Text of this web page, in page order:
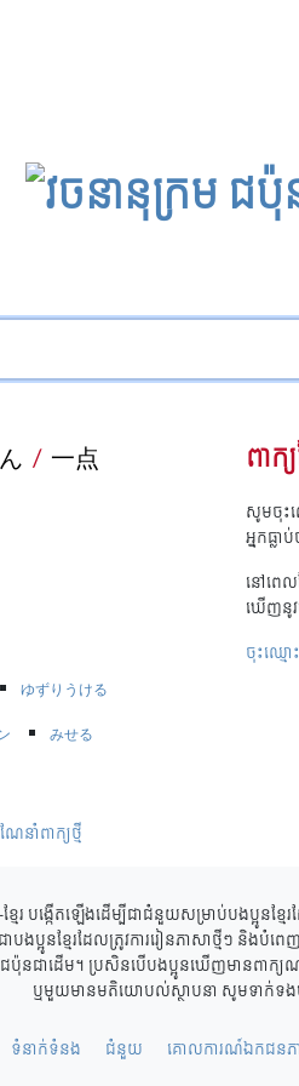
/ 一点
ゆずりうける
みせる
ណែនាំពាក្យថ្មី
ពាក្
សូមចុះឈ្
អ្នកធ្ល
នៅពេ
ឃើញនូ
ចុះឈ្មោ
មែរ បង្កើតឡើងដើម្បីជាជំនួយសម្រាប់បងប្អូនខ្
បងប្អូនខ្មែរដែលត្រូវការរៀនភាសាថ្មីៗ និងបំព
ប៉ុនជាដើម។ ប្រសិនបើបងប្អូនឃើញមានពាក្យ
ឬមួយមានមតិយោបល់ស្ថាបនា សូមទាក់ទង
ទំនាក់ទំនង ជំនួយ គោលការណ៍ឯកជនភ